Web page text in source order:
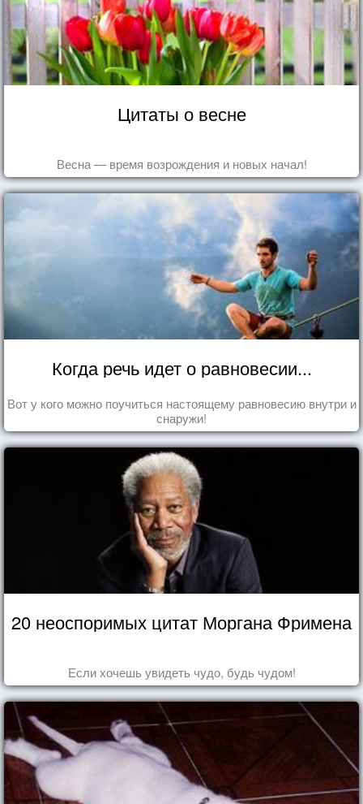
Цитаты о весне
Весна — время возрождения и новых начал!
Когда речь идет о равновесии...
Вот у кого можно поучиться настоящему равновесию внутри и
снаружи!
20 неоспоримых цитат Моргана Фримена
Если хочешь увидеть чудо, будь чудом!